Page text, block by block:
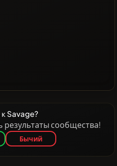
к Savage?
результаты сообщества!
Бычий